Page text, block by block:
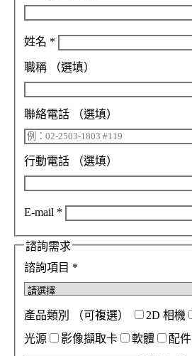
姓名 *
職稱 （選填）
聯絡電話 （選填）
行動電話 （選填）
E-mail *
諮詢需求
諮詢項目 *
產品類別 （可複選） 2D 相機
光源
影像擷取卡 軟體 配件